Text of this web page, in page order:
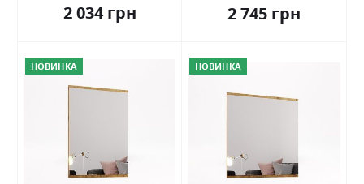
2 034 грн 2 745 грн
НОВИНКА НОВИНКА